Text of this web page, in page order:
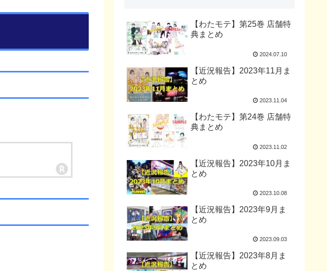
【わたモテ】第25巻 店舗特
典まとめ
2024.07.10
【近況報告】2023年11月ま
とめ
2023.11.04
【わたモテ】第24巻 店舗特
典まとめ
2023.11.02
【近況報告】2023年10月ま
とめ
2023.10.08
【近況報告】2023年9月ま
とめ
2023.09.03
【近況報告】2023年8月ま
とめ